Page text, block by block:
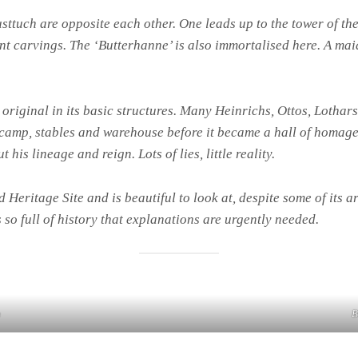
are opposite each other. One leads up to the tower of
carvings. The ‘Butterhanne’ is also immortalised here. A
in its basic structures. Many Heinrichs, Ottos,
stables and warehouse before it became a hall of
his lineage and reign. Lots of lies, little reality.
Heritage Site and is beautiful to look at, despite some of its
full of history that explanations are urgently needed.